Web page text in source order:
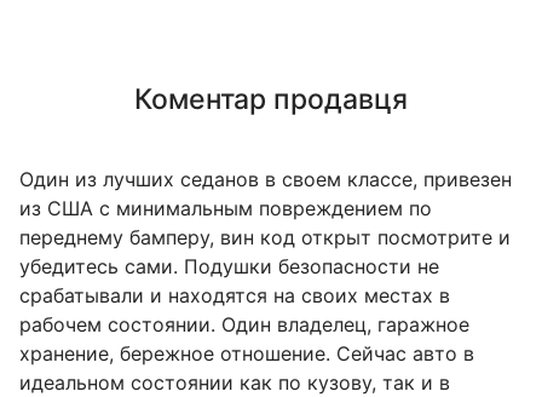
Коментар продавця
Один из лучших седанов в своем классе, привезен
из США с минимальным повреждением по
переднему бамперу, вин код открыт посмотрите и
убедитесь сами. Подушки безопасности не
срабатывали и находятся на своих местах в
рабочем состоянии. Один владелец, гаражное
хранение, бережное отношение. Сейчас авто в
идеальном состоянии как по кузову, так и в